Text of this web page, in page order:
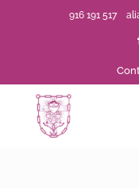
916 191 517